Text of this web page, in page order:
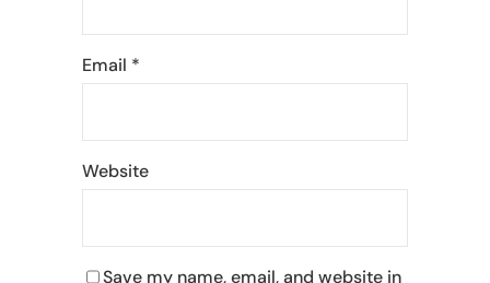
Email *
Website
Save my name, email, and website in